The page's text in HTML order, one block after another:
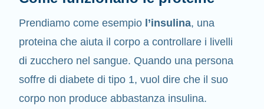
Prendiamo come esempio l’insulina, una
proteina che aiuta il corpo a controllare i livelli
di zucchero nel sangue. Quando una persona
soffre di diabete di tipo 1, vuol dire che il suo
corpo non produce abbastanza insulina.